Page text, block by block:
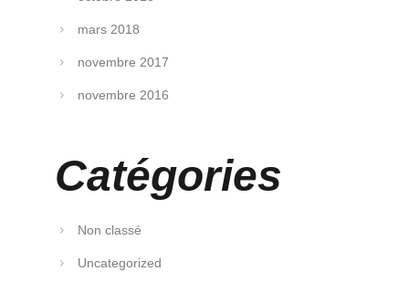
mars 2018
novembre 2017
novembre 2016
Catégories
Non classé
Uncategorized